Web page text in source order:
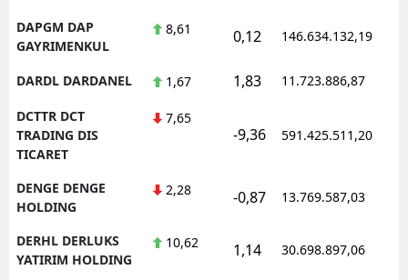
DAPGM DAP
GAYRIMENKUL
8,61 0,12 146.634.132,19
DARDL DARDANEL 1,67 1,83 11.723.886,87
DCTTR DCT
TRADING DIS
TICARET
7,65
-9,36 591.425.511,20
DENGE DENGE
HOLDING
2,28 -0,87 13.769.587,03
DERHL DERLUKS
YATIRIM HOLDING
10,62 1,14 30.698.897,06